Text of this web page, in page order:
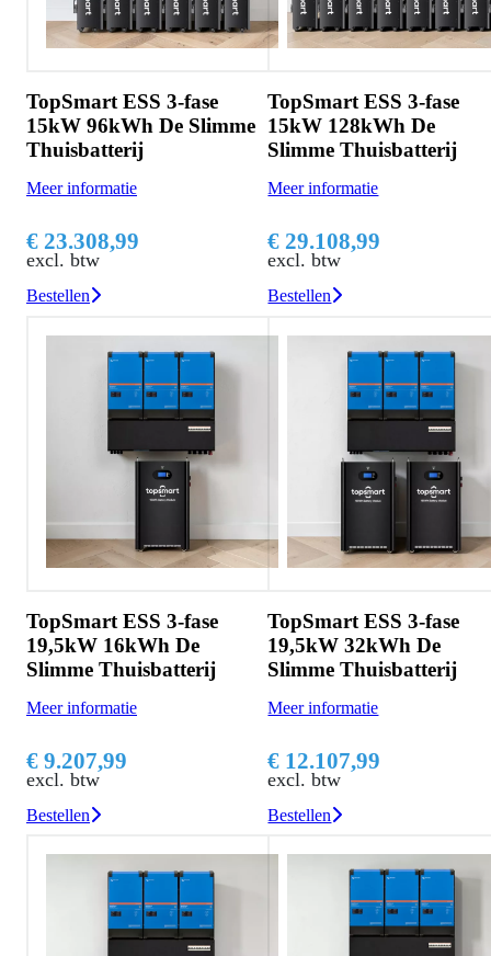
TopSmart ESS 3-fase
15kW 96kWh De Slimme
Thuisbatterij
Meer informatie
€ 23.308,99
excl. btw
Bestellen
TopSmart ESS 3-fase
15kW 128kWh De
Slimme Thuisbatterij
Meer informatie
€ 29.108,99
excl. btw
Bestellen
TopSmart ESS 3-fase
19,5kW 16kWh De
Slimme Thuisbatterij
Meer informatie
€ 9.207,99
excl. btw
Bestellen
TopSmart ESS 3-fase
19,5kW 32kWh De
Slimme Thuisbatterij
Meer informatie
€ 12.107,99
excl. btw
Bestellen